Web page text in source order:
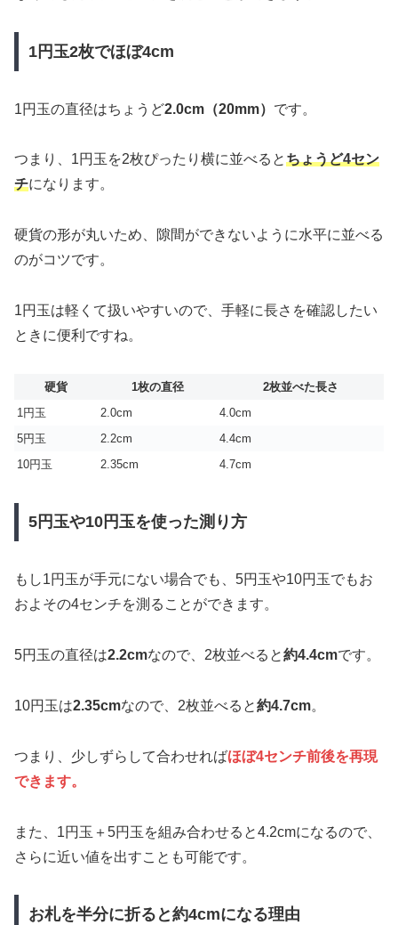
1円玉2枚でほぼ4cm
1円玉の直径はちょうど2.0cm（20mm） です。
つまり、1円玉を2枚ぴったり横に並べるとちょうど4セン
チになります。
硬貨の形が丸いため、隙間ができないように水平に並べる
のがコツです。
1円玉は軽くて扱いやすいので、手軽に長さを確認したい
ときに便利ですね。
硬貨 1枚の直径
2枚並べた長さ
1円玉
2.0cm
4.0cm
5円玉
2.2cm
4.4cm
10円玉
2.35cm 4.7cm
5円玉や10円玉を使った測り方
もし1円玉が手元にない場合でも、5円玉や10円玉でもお
およその4センチを測ることができます。
5円玉の直径は2.2cmなので、2枚並べると約4.4cmです。
10円玉は2.35cmなので、2枚並べると約4.7cm。
つまり、少しずらして合わせればほぼ4センチ前後を再現
できます。
また、1円玉＋5円玉を組み合わせると4.2cmになるので、
さらに近い値を出すことも可能です。
お札を半分に折ると約4cmになる理由